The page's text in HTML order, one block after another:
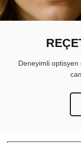
Deneyimli optisyen